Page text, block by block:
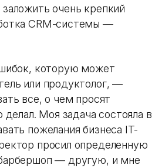
очень крепкий
CRM-системы —
которую может
или продуктолог, —
все, о чем просят
Моя задача состояла в
пожелания бизнеса IT-
просил определенную
— другую, и мне